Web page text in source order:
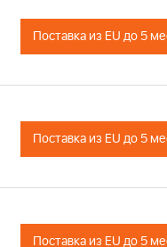
Поставка из EU до 5
Поставка из EU до 5
Поставка из EU до 5